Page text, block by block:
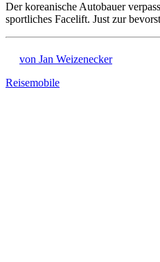
Der koreanische Autobauer
sportliches Facelift. Just zur
von Jan Weizenecker
Reisemobile